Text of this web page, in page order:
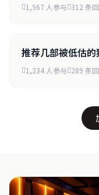
1,567 人参与 312 条
推荐几部被低估
1,234 人参与 289 条